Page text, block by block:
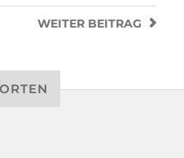
WEITER BEITRAG